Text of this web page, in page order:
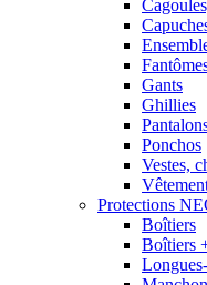
Gants
Ghillies
Ponchos
Vestes,
Protections
Boîtiers
Boîtiers